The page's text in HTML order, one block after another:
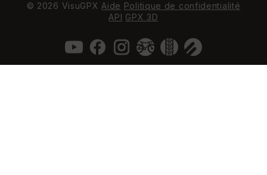
© 2026 VisuGPXAide Politique de confidentialité
API GPX 3D